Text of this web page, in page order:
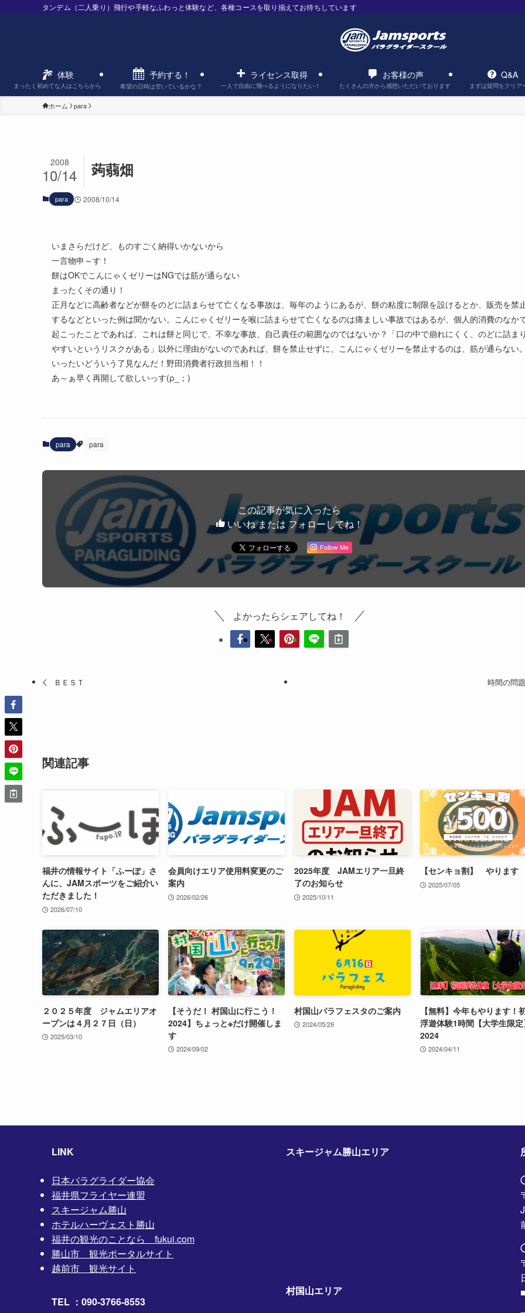
タンデム（二人乗り）飛行や手軽なふわっと体験など、各種コースを取り揃えてお待ちしています
体験
まったく初めてな人はこちらから
予約する！
希望の日時は空いているかな？
ライセンス取得
一人で自由に飛べるようになりたい！
お客様の声
たくさんの方から感想いただいております
Q&A
まずは疑問をクリア
ホーム para
蒟蒻畑
2008
10/14
para 2008/10/14
いまさらだけど、ものすごく納得いかないから
一言物申～す！
餅はOKでこんにゃくゼリーはNGでは筋が通らない
まったくその通り！
正月などに高齢者などが餅をのどに詰まらせて亡くなる事故は、毎年のようにあるが、餅の粘度に制限を設けるとか、販売を禁
するなどといった例は聞かない。こんにゃくゼリーを喉に詰まらせて亡くなるのは痛ましい事故ではあるが、個人的消費のなか
起こったことであれば、これは餅と同じで、不幸な事故、自己責任の範囲なのではないか？「口の中で崩れにくく、のどに詰ま
やすいというリスクがある」以外に理由がないのであれば、餅を禁止せずに、こんにゃくゼリーを禁止するのは、筋が通らない
いったいどういう了見なんだ！野田消費者行政担当相！！
あ～ぁ早く再開して欲しいっす(ρ_；)
para para
この記事が気に入ったら
いいね または フォローしてね！
Follow Me
よかったらシェアしてね！
ＢＥＳＴ 時間の問題
関連記事
福井の情報サイト「ふーぽ」さ
んに、JAMスポーツをご紹介い
ただきました！
2026/07/10
会員向けエリア使用料変更のご
案内
2026/02/26
2025年度 JAMエリア一旦終
了のお知らせ
2025/10/11
【センキョ割】 やります
2025/07/05
２０２５年度 ジャムエリアオ
ープンは４月２７日（日）
2025/03/10
【そうだ！ 村国山に行こう！
2024】ちょっと※だけ開催しま
す
2024/09/02
村国山パラフェスタのご案内
2024/05/29
【無料】今年もやります！
浮遊体験1時間【大学生限
2024
2024/04/11
LINK
日本パラグライダー協会
福井県フライヤー連盟
スキージャム勝山
ホテルハーヴェスト勝山
福井の観光のことなら fukui.com
勝山市 観光ポータルサイト
越前市 観光サイト
TEL ：090-3766-8553
スキージャム勝山エリア
村国山エリア